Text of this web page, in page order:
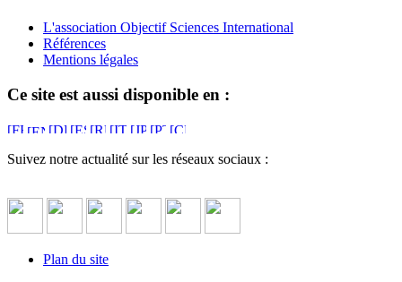
L'association Objectif Sciences International
Références
Mentions légales
Ce site est aussi disponible en :
Suivez notre actualité sur les réseaux sociaux :
Plan du site